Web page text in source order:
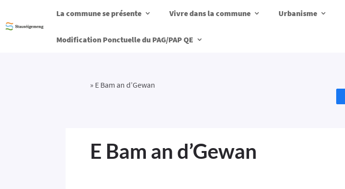
La commune se présente Vivre dans la commune Urbanisme
Modification Ponctuelle du PAG/PAP QE
» E Bam an d’Gewan
E Bam an d’Gewan